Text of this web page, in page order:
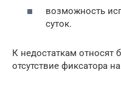
возможность
суток.
К недостаткам относят
отсутствие фиксатора